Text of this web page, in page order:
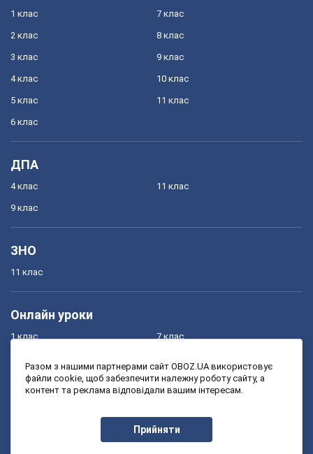
1 клас
2 клас
3 клас
4 клас
5 клас
6 клас
7 клас
8 клас
9 клас
10 клас
11 клас
ДПА
4 клас
9 клас
11 клас
ЗНО
11 клас
Онлайн уроки
1 клас
3 клас
7 клас
9 клас
Разом з нашими партнерами сайт OBOZ.UA використовує
файли cookie, щоб забезпечити належну роботу сайту, а
контент та реклама відповідали вашим інтересам.
Прийняти